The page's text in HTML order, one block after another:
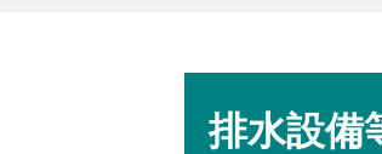
排水設備